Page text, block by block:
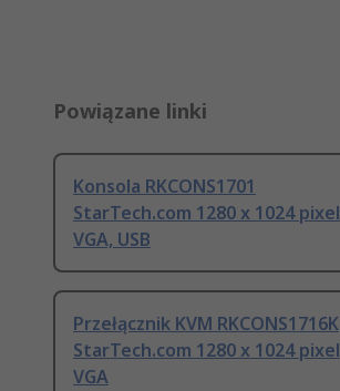
Powiązane linki
Konsola RKCONS1701
StarTech.com 1280 x 1024 pixel
VGA, USB
Przełącznik KVM RKCONS1716K
StarTech.com 1280 x 1024 pixel
VGA